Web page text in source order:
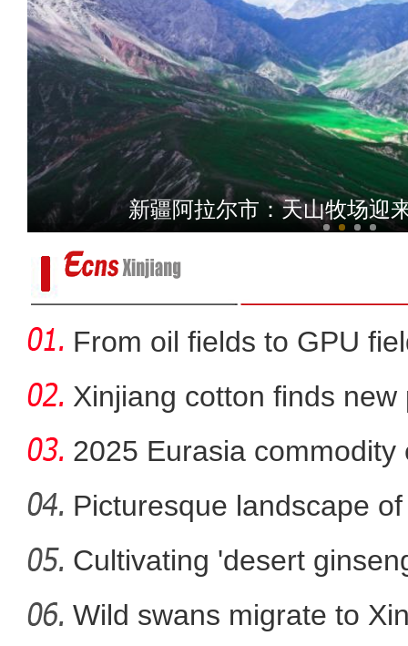
“鲁疆医脉 五域同辉——中
《天山放歌》庆祝新疆维吾
新疆阿拉尔市：天山牧场迎
From oil fields to GPU
Xinjiang cotton finds
2025 Eurasia commodity
Xin
Picturesque landscape
Cultivating 'desert
Wild swans migrate to